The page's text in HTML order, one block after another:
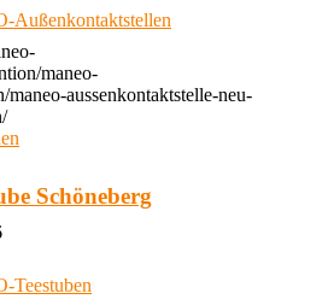
Außenkontaktstellen
maneo-
maneo-aussenkontaktstelle-neu-
Schöneberg
Teestuben